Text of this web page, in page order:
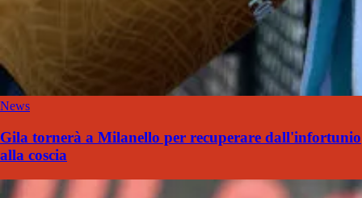
News
Gila tornerà a Milanello per recuperare dall'infortunio
alla coscia